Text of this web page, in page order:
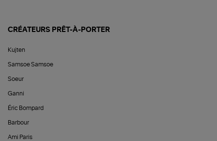
CRÉATEURS PRÊT-À-PORTER
Kujten
Samsoe Samsoe
Soeur
Ganni
Éric Bompard
Barbour
Ami Paris